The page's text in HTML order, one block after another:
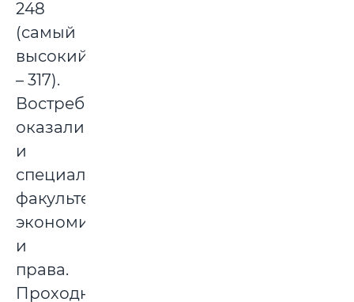
248
(самый
высокий
– 317).
Востребованными
оказались
и
специальности
факультета
экономики
и
права.
Проходной